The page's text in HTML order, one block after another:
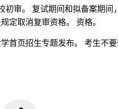
审。 复试期间和拟备案期间
定取消复审资格。 资格。
首页招生专题发布。 考生不要